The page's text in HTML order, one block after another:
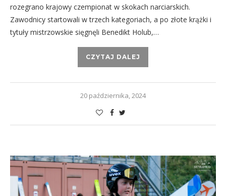
rozegrano krajowy czempionat w skokach narciarskich.
Zawodnicy startowali w trzech kategoriach, a po złote krążki i
tytuły mistrzowskie sięgnęli Benedikt Holub,…
CZYTAJ DALEJ
20 października, 2024